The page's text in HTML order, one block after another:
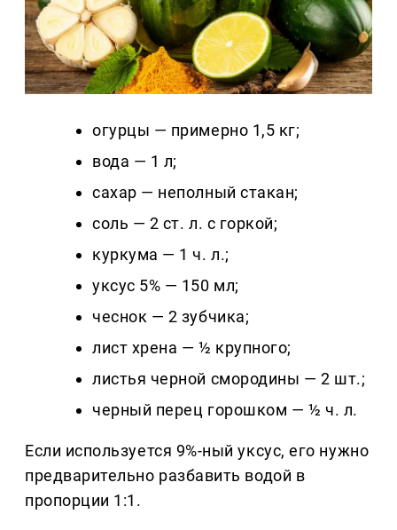
огурцы — примерно 1,5 кг;
вода — 1 л;
сахар — неполный стакан;
соль — 2 ст. л. с горкой;
куркума — 1 ч. л.;
уксус 5% — 150 мл;
чеснок — 2 зубчика;
лист хрена — ½ крупного;
листья черной смородины — 2 шт.;
черный перец горошком — ½ ч. л.
Если используется 9%-ный уксус, его нужно
предварительно разбавить водой в
пропорции 1:1.